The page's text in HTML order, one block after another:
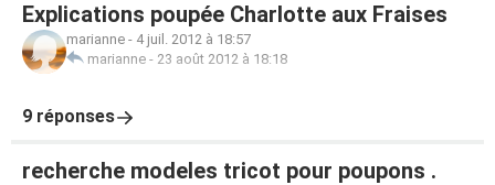
Explications poupée Charlotte aux Fraises
marianne - 4 juil. 2012 à 18:57
marianne - 23 août 2012 à 18:18
9 réponses
recherche modeles tricot pour poupons .